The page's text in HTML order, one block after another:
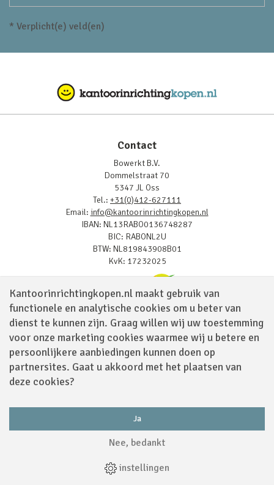
Kantoorinrichtingkopen.nl maakt gebruik van
functionele en analytische cookies om u beter van
dienst te kunnen zijn. Graag willen wij uw toestemming
voor onze marketing cookies waarmee wij u betere en
persoonlijkere aanbiedingen kunnen doen op
partnersites. Gaat u akkoord met het plaatsen van
deze cookies?
Ja
Nee, bedankt
instellingen
* Verplicht(e) veld(en)
Contact
Bowerkt B.V.
Dommelstraat 70
5347 JL Oss
Tel.: +31(0)412-627111
Email: info@kantoorinrichtingkopen.nl
IBAN: NL13RABO0136748287
BIC: RABONL2U
BTW: NL819843908B01
KvK: 17232025
Waarom kopen bij Bowerkt
Veilig online betalen
Snelle levering
Gratis levering in BeNeLux vanaf € 250,- excl. BTW (€302,50
incl. BTW)
Onze showroom